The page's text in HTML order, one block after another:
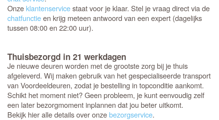
Onzeklantenservicestaat voor je klaar. Stel je vraag direct via de
chatfunctieen krijg meteen antwoord van een expert (dagelijks
tussen 08:00 en 22:00 uur).
Thuisbezorgd in 21 werkdagen
Je nieuwe deuren worden met de grootste zorg bij je thuis
afgeleverd. Wij maken gebruik van het gespecialiseerde transport
van Voordeeldeuren, zodat je bestelling in topconditie aankomt.
Schikt het moment niet? Geen probleem, je kunt eenvoudig zelf
een later bezorgmoment inplannen dat jou beter uitkomt.
Bekijk hier alle details over onzebezorgservice.